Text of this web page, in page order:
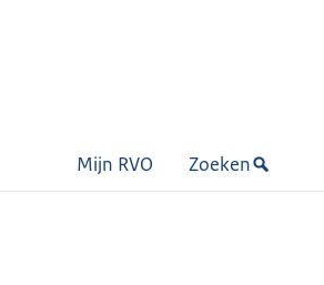
Mijn RVO Zoeken